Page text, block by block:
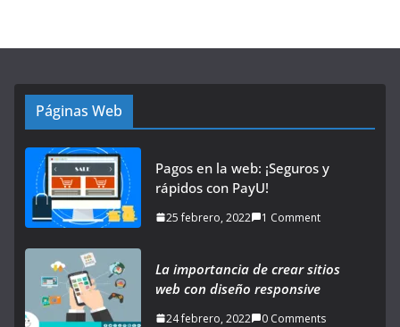
Páginas Web
Pagos en la web: ¡Seguros y
rápidos con PayU!
25 febrero, 2022 1 Comment
La importancia de crear sitios
web con diseño responsive
24 febrero, 2022 0 Comments